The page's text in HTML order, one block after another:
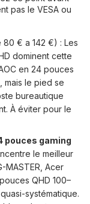
pas le VESA ou
80 € a 142 €) : Les
dominent cette
en 24 pouces
mais le pied se
bureautique
À éviter pour le
pouces gaming
le meilleur
MASTER, Acer
QHD 100–
systématique.